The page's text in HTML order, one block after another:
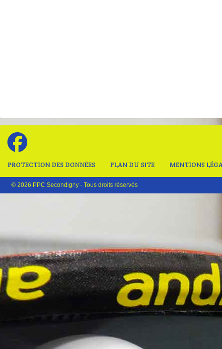
PROTECTION DES DONNÉES PLAN DU SITE MENTIONS
© 2026 PPC Secondigny - Tous droits réservés